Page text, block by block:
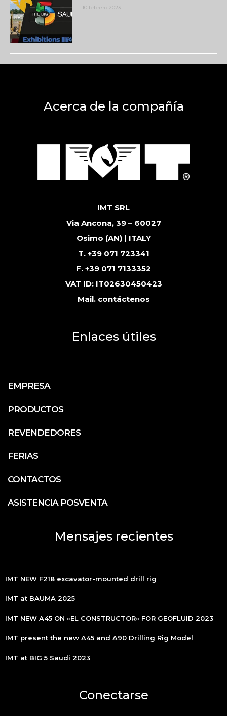
10 febrero 2023
Acerca de la compañía
IMT SRL
Via Ancona, 39 – 60027
Osimo (AN) | ITALY
T. +39 071 723341
F. +39 071 7133352
VAT ID: IT02630450423
Mail. contáctenos
Enlaces útiles
EMPRESA
PRODUCTOS
REVENDEDORES
FERIAS
CONTACTOS
ASISTENCIA POSVENTA
Mensajes recientes
IMT NEW F218 excavator-mounted drill rig
IMT at BAUMA 2025
IMT NEW A45 ON «EL CONSTRUCTOR» FOR GEOFLUID 2023
IMT present the new A45 and A90 Drilling Rig Model
IMT at BIG 5 Saudi 2023
Conectarse